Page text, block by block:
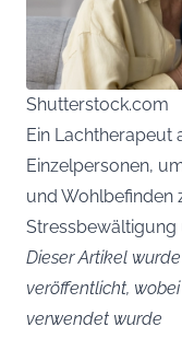
Shutterstock.com
Ein Lachtherapeut
Einzelpersonen,
und Wohlbefinden
Stressbewältigung
Dieser Artikel
veröffentlicht,
verwendet wurde